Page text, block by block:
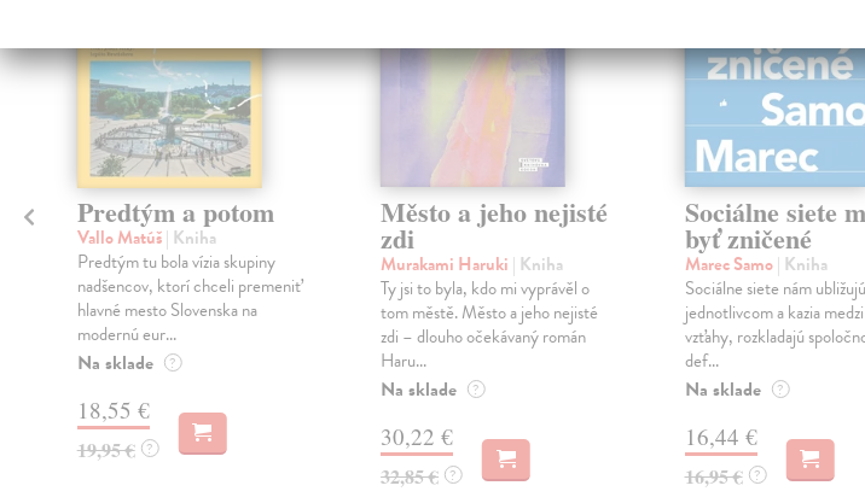
Predtým a potom
Vallo Matúš| Kniha
Predtým tu bola vízia skupiny
nadšencov, ktorí chceli premeniť
hlavné mesto Slovenska na
modernú eur...
Na sklade ?
18,55 €
19,95 € ?
Město a jeho nejisté
zdi
Murakami Haruki | Kniha
Ty jsi to byla, kdo mi vyprávěl o
tom městě. Město a jeho nejisté
zdi – dlouho očekávaný román
Haru...
Na sklade ?
30,22 €
32,85 € ?
Sociálne siete
byť zničené
Marec Samo| Kniha
Sociálne siete nám
jednotlivcom a kazia
vzťahy, rozkladajú
def...
Na sklade ?
16,44 €
16,95 € ?